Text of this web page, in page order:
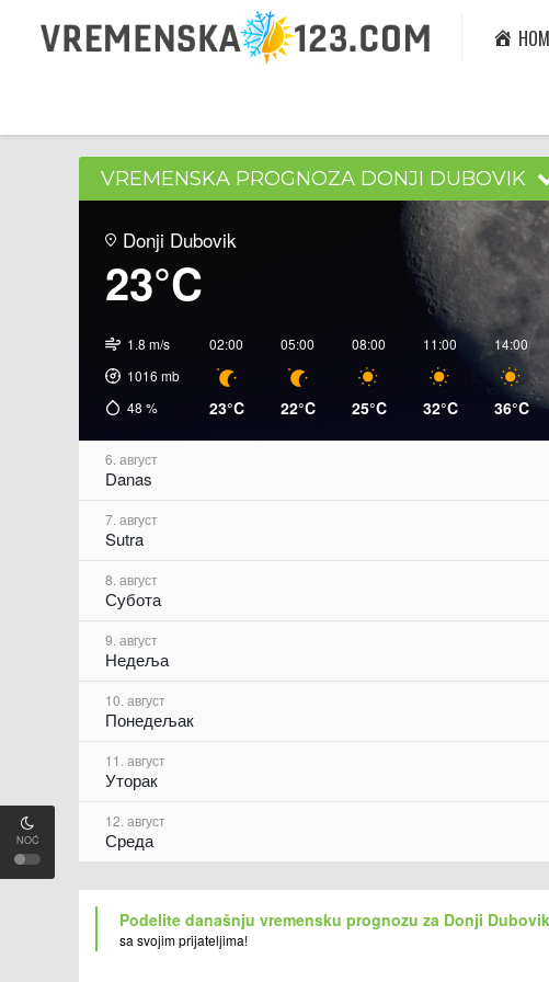
NOĆ
VREMENSKA PROGNOZA DONJI DUBOVIK
Donji Dubovik
23°C
1.8 m/s
1016 mb
48 %
02:00
23°C
05:00
22°C
08:00
25°C
11:00
32°C
14:00
36°C
6. август
Danas
7. август
Sutra
8. август
Субота
9. август
Недеља
10. август
Понедељак
11. август
Уторак
12. август
Среда
Podelite današnju vremensku prognozu za Donji Dubovik
sa svojim prijateljima!